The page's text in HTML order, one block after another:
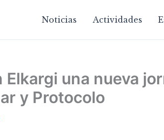
Noticias Actividades
Elkargi una nueva
y Protocolo